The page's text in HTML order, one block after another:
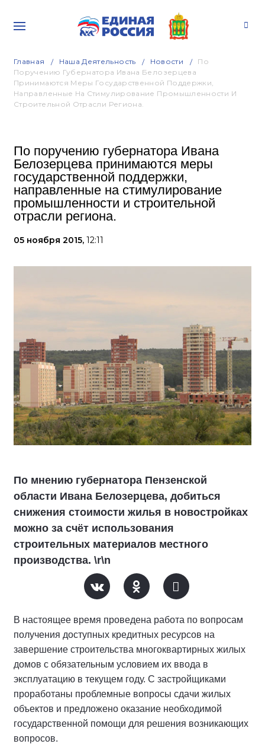
Главная Наша Деятельность Новости
По
Поручению Губернатора Ивана Белозерцева
Принимаются Меры Государственной Поддержки,
Направленные На Стимулирование Промышленности И
Строительной Отрасли Региона.
По поручению губернатора Ивана
Белозерцева принимаются меры
государственной поддержки,
направленные на стимулирование
промышленности и строительной
отрасли региона.
05 ноября 2015, 12:11
По мнению губернатора Пензенской
области Ивана Белозерцева, добиться
снижения стоимости жилья в новостройках
можно за счёт использования
строительных материалов местного
производства. \r\n
В настоящее время проведена работа по вопросам
получения доступных кредитных ресурсов на
завершение строительства многоквартирных жилых
домов с обязательным условием их ввода в
эксплуатацию в текущем году. С застройщиками
проработаны проблемные вопросы сдачи жилых
объектов и предложено оказание необходимой
государственной помощи для решения возникающих
вопросов.